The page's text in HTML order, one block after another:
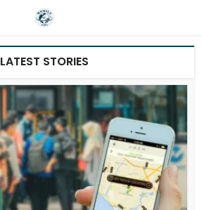
LATEST STORIES